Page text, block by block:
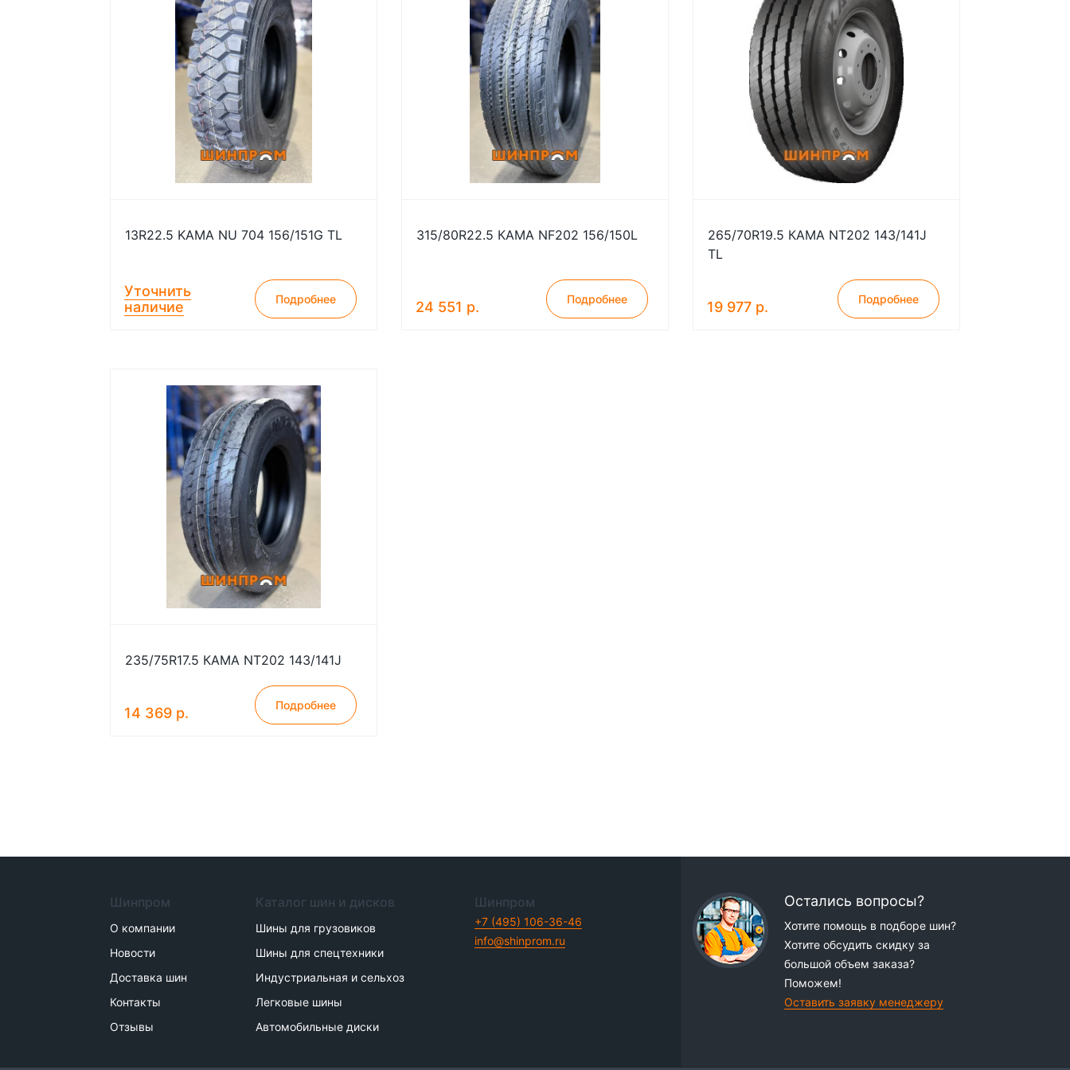
13R22.5 KAMA NU 704 156/151G TL
Уточнить
наличие
Подробнее
315/80R22.5 КАМА NF202 156/150L
24 551 р. Подробнее
265/70R19.5 КАМА NT202 143/141J
TL
19 977 р. Подробнее
235/75R17.5 КАМА NT202 143/141J
14 369 р. Подробнее
Шинпром
О компании
Новости
Доставка шин
Контакты
Отзывы
Каталог шин и дисков
Шины для грузовиков
Шины для спецтехники
Индустриальная и сельхоз
Легковые шины
Автомобильные диски
Шинпром
+7 (495) 106-36-46
info@shinprom.ru
Остались вопросы?
Хотите помощь в подборе шин?
Хотите обсудить скидку за
большой объем заказа?
Поможем!
Оставить заявку менеджеру